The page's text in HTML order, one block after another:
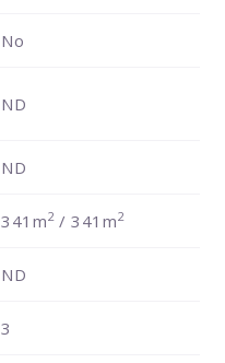
No
ND
ND
341m2/ 341m2
ND
3